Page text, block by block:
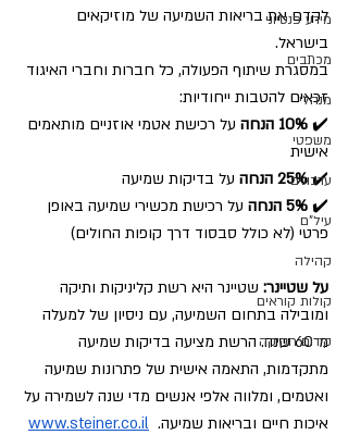
מידע פנסיוני
מכתבים
מנהלי
משפטי
עדכונים
עיל"ם
קהילה
קולות קוראים
קידום חקיקה
לקדם את בריאות השמיעה של מוזיקאים
בישראל.
במסגרת שיתוף הפעולה, כל חברות וחברי האיגוד
זכאים להטבות ייחודיות:
✔️ 10% הנחה
על רכישת אטמי אוזניים מותאמים
אישית
✔️ 25% הנחה
על בדיקות שמיעה
✔️ 5% הנחה
על רכישת מכשירי שמיעה באופן
פרטי (לא כולל סבסוד דרך קופות החולים)
על שטיינר: שטיינר היא רשת קליניקות ותיקה
ומובילה בתחום השמיעה, עם ניסיון של למעלה
מ־60 שנה. הרשת מציעה בדיקות שמיעה
מתקדמות, התאמה אישית של פתרונות שמיעה
ואטמים, ומלווה אלפי אנשים מדי שנה לשמירה על
איכות חיים ובריאות שמיעה. www.steiner.co.il